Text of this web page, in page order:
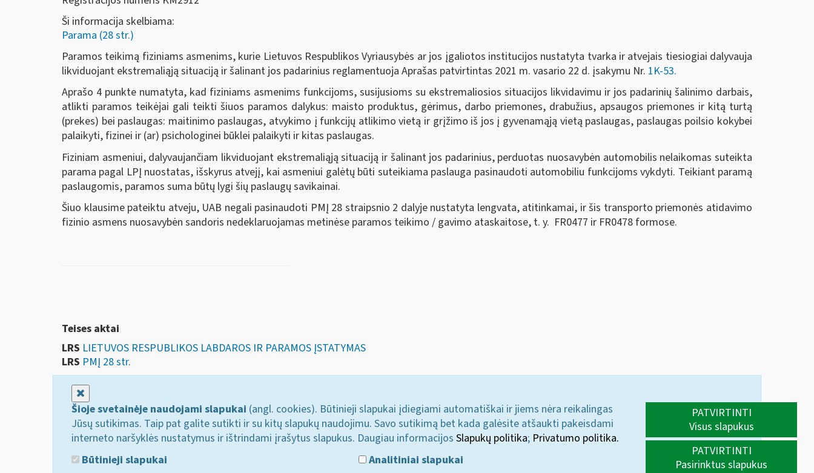
Ši informacija skelbiama:
Parama (28 str.)
Paramos teikimą fiziniams asmenims, kurie Lietuvos Respublikos Vyriausybės ar jos įgaliotos institucijos nustatyta tvarka ir atvejais tiesiogiai dalyvauja
likviduojant ekstremaliąją situaciją ir šalinant jos padarinius reglamentuoja Aprašas patvirtintas 2021 m. vasario 22 d. įsakymu Nr. 1K-53.
Aprašo 4 punkte numatyta, kad fiziniams asmenims funkcijoms, susijusioms su ekstremaliosios situacijos likvidavimu ir jos padarinių šalinimo darbais,
atlikti paramos teikėjai gali teikti šiuos paramos dalykus: maisto produktus, gėrimus, darbo priemones, drabužius, apsaugos priemones ir kitą turtą
(prekes) bei paslaugas: maitinimo paslaugas, atvykimo į funkcijų atlikimo vietą ir grįžimo iš jos į gyvenamąją vietą paslaugas, paslaugas poilsio kokybei
palaikyti, fizinei ir (ar) psichologinei būklei palaikyti ir kitas paslaugas.
Fiziniam asmeniui, dalyvaujančiam likviduojant ekstremaliąją situaciją ir šalinant jos padarinius, perduotas nuosavybėn automobilis nelaikomas suteikta
parama pagal LPĮ nuostatas, išskyrus atvejį, kai asmeniui galėtų būti suteikiama paslauga pasinaudoti automobiliu funkcijoms vykdyti. Teikiant paramą
paslaugomis, paramos suma būtų lygi šių paslaugų savikainai.
Šiuo klausime pateiktu atveju, UAB negali pasinaudoti PMĮ 28 straipsnio 2 dalyje nustatyta lengvata, atitinkamai, ir šis transporto priemonės atidavimo
fizinio asmens nuosavybėn sandoris nedeklaruojamas metinėse paramos teikimo / gavimo ataskaitose, t. y. FR0477 ir FR0478 formose.
Teises aktai
LRS LIETUVOS RESPUBLIKOS LABDAROS IR PARAMOS ĮSTATYMAS
LRS PMĮ 28 str.
Šioje svetainėje naudojami slapukai (angl. cookies). Būtinieji slapukai įdiegiami automatiškai ir jiems nėra reikalingas
Jūsų sutikimas. Taip pat galite sutikti ir su kitų slapukų naudojimu. Savo sutikimą bet kada galėsite atšaukti pakeisdami
interneto naršyklės nustatymus ir ištrindami įrašytus slapukus. Daugiau informacijos Slapukų politika; Privatumo politika.
Būtinieji slapukai
Analitiniai slapukai
PATVIRTINTI
Visus slapukus
PATVIRTINTI
Pasirinktus slapukus